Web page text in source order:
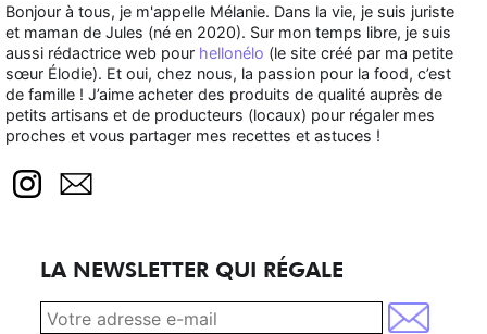
Bonjour à tous, je m'appelle Mélanie. Dans la vie, je suis juriste
et maman de Jules (né en 2020). Sur mon temps libre, je suis
aussi rédactrice web pour hellonélo (le site créé par ma petite
sœur Élodie). Et oui, chez nous, la passion pour la food, c’est
de famille ! J’aime acheter des produits de qualité auprès de
petits artisans et de producteurs (locaux) pour régaler mes
proches et vous partager mes recettes et astuces !
LA NEWSLETTER QUI RÉGALE